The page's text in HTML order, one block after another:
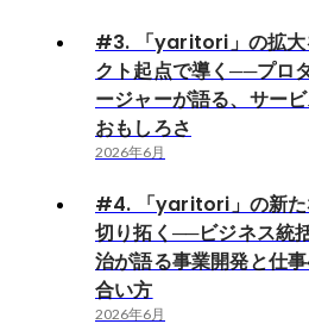
#3. 「yaritori」の拡大
クト起点で導く──プロ
ージャーが語る、サー
おもしろさ
2026年6月
#4. 「yaritori」の新た
切り拓く──ビジネス統
治が語る事業開発と仕
合い方
2026年6月